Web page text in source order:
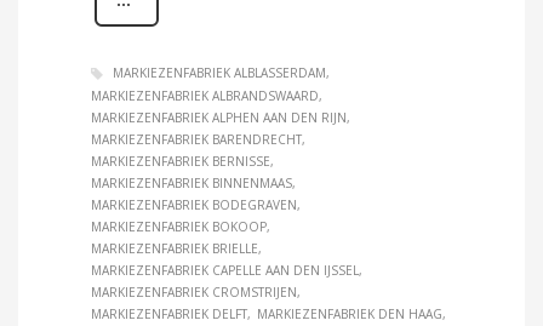
MARKIEZENFABRIEK ALBLASSERDAM
MARKIEZENFABRIEK ALBRANDSWAARD
MARKIEZENFABRIEK ALPHEN AAN DEN RIJN
MARKIEZENFABRIEK BARENDRECHT
MARKIEZENFABRIEK BERNISSE
MARKIEZENFABRIEK BINNENMAAS
MARKIEZENFABRIEK BODEGRAVEN
MARKIEZENFABRIEK BOKOOP
MARKIEZENFABRIEK BRIELLE
MARKIEZENFABRIEK CAPELLE AAN DEN IJSSEL
MARKIEZENFABRIEK CROMSTRIJEN
MARKIEZENFABRIEK DELFT
MARKIEZENFABRIEK DEN HAAG